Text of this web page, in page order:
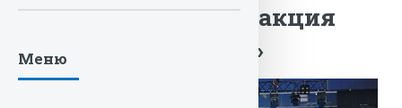
просветительская акция
«Беларусь адзіная»
Меню